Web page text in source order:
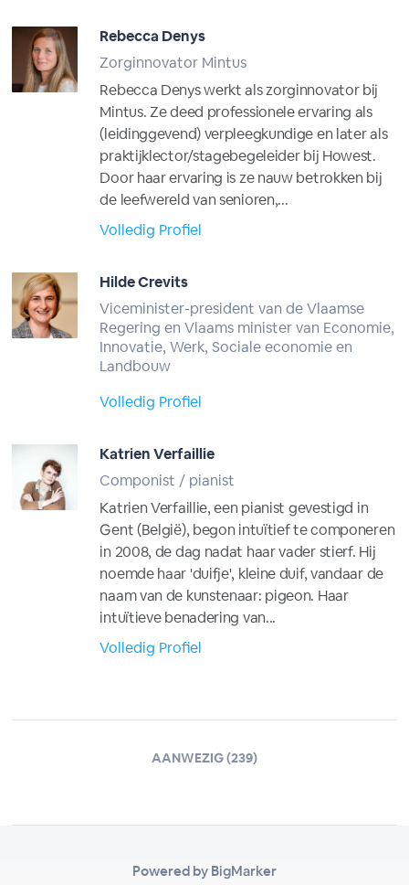
Rebecca Denys
Zorginnovator Mintus
Rebecca Denys werkt als zorginnovator bij
Mintus. Ze deed professionele ervaring als
(leidinggevend) verpleegkundige en later als
praktijklector/stagebegeleider bij Howest.
Door haar ervaring is ze nauw betrokken bij
de leefwereld van senioren,...
Volledig Profiel
Hilde Crevits
Viceminister-president van de Vlaamse
Regering en Vlaams minister van Economie,
Innovatie, Werk, Sociale economie en
Landbouw
Volledig Profiel
Katrien Verfaillie
Componist / pianist
Katrien Verfaillie, een pianist gevestigd in
Gent (België), begon intuïtief te componeren
in 2008, de dag nadat haar vader stierf. Hij
noemde haar 'duifje', kleine duif, vandaar de
naam van de kunstenaar: pigeon. Haar
intuïtieve benadering van...
Volledig Profiel
AANWEZIG (239)
Powered by BigMarker